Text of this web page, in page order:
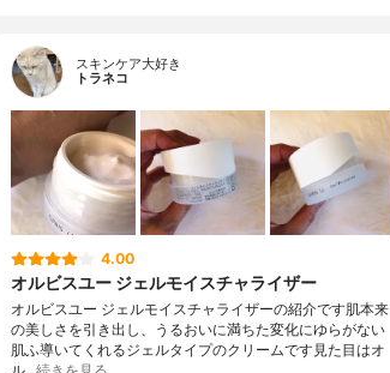
スキンケア大好き
トラネコ
4.00
オルビスユー ジェルモイスチャライザー
オルビスユー ジェルモイスチャライザーの紹介です肌本来
の美しさを引き出し、うるおいに満ちた変化にゆらがない
肌ふ導いてくれるジェルタイプのクリームです見た目はオ